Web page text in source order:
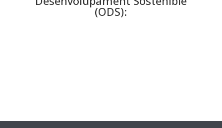
(ODS):